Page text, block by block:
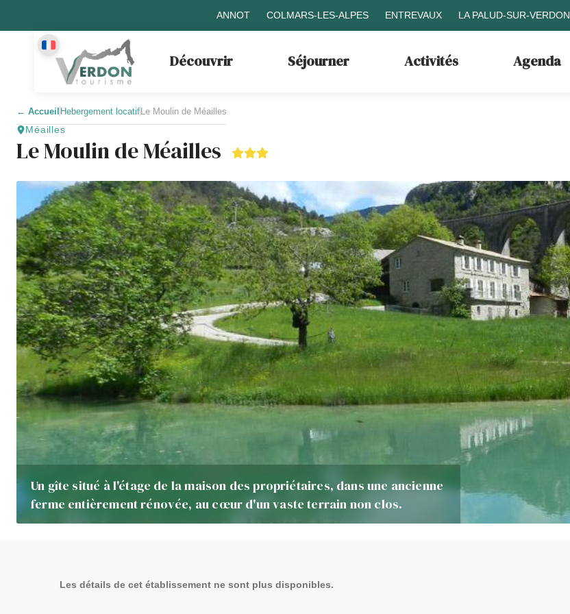
ANNOT COLMARS-LES-ALPES ENTREVAUX LA PALUD-SUR-VERDON
Découvrir Séjourner Activités Agenda
← Accueil Hebergement locatifLe Moulin de Méailles
Méailles
Le Moulin de Méailles
Un gîte situé à l'étage de la maison des propriétaires, dans une ancienne
ferme entièrement rénovée, au cœur d'un vaste terrain non clos.
Les détails de cet établissement ne sont plus disponibles.